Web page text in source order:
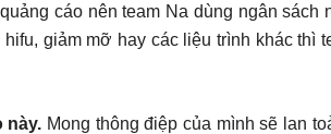
cáo nên team Na dùng ngân sách
giảm mỡ hay các liệu trình khác thì
này. Mong thông điệp của mình sẽ lan